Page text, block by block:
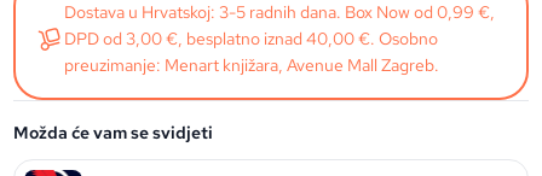
Dostava u Hrvatskoj: 3-5 radnih dana. Box Now od 0,99 €,
DPD od 3,00 €, besplatno iznad 40,00 €. Osobno
preuzimanje: Menart knjižara, Avenue Mall Zagreb.
Možda će vam se svidjeti